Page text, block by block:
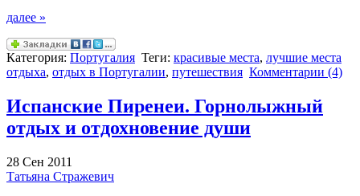
далее »
Категория: Португалия Теги: красивые места, лучшие места
отдыха, отдых в Португалии, путешествия Комментарии (4)
Испанские Пиренеи. Горнолыжный
отдых и отдохновение души
28 Сен 2011
Татьяна Стражевич